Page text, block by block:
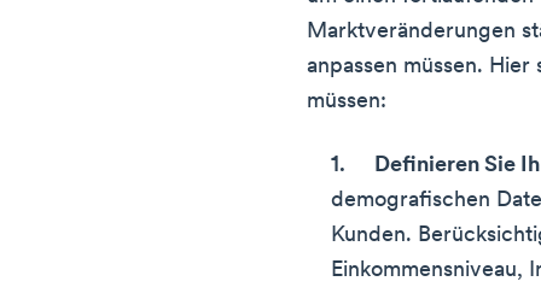
Marktveränderungen
anpassen müssen.
müssen:
Definieren Sie
demografischen
Kunden.
Einkommensniveau,